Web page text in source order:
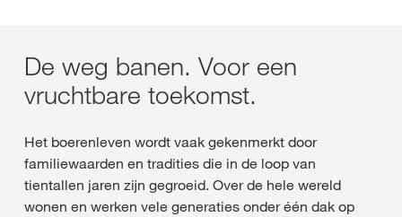
De weg banen. Voor een
vruchtbare toekomst.
Het boerenleven wordt vaak gekenmerkt door
familiewaarden en tradities die in de loop van
tientallen jaren zijn gegroeid. Over de hele wereld
wonen en werken vele generaties onder één dak op